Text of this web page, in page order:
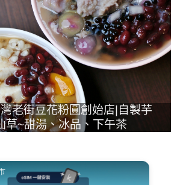
老街豆花粉圓創始店|自製芋
草~甜湯、冰品、下午茶